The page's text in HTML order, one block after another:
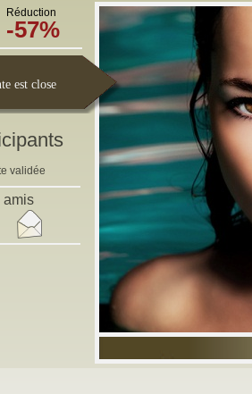
Réduction
-57%
est close
validée
amis